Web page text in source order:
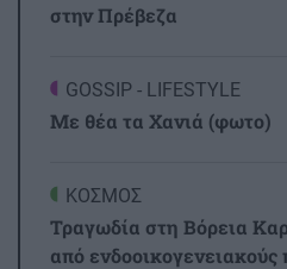
στην Πρέβεζα
GOSSIP - LIFESTYLE
Με θέα τα Χανιά (φωτο)
ΚΟΣΜΟΣ
Τραγωδία στη Βόρεια
από ενδοοικογενειακούς